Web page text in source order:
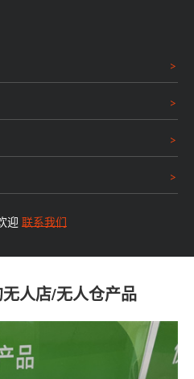
迎 联系我们
人店/无人仓产品